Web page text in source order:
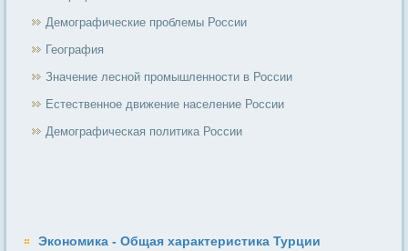
Демографические проблемы России
География
Значение лесной промышленности в России
Естественное движение население России
Демографическая политика России
Экономика - Общая характеристика Турции